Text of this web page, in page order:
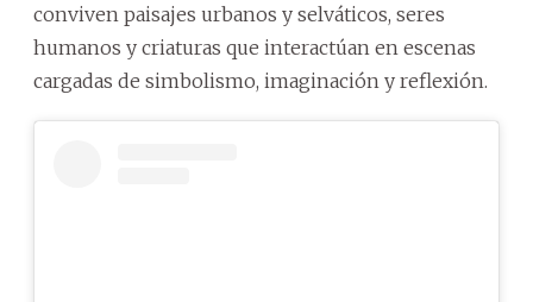
conviven paisajes urbanos y selváticos, seres
humanos y criaturas que interactúan en escenas
cargadas de simbolismo, imaginación y reflexión.